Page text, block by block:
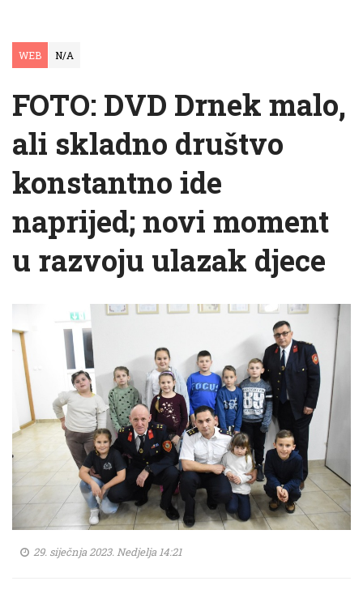
WEB N/A
FOTO: DVD Drnek malo,
ali skladno društvo
konstantno ide
naprijed; novi moment
u razvoju ulazak djece
29. siječnja 2023. Nedjelja 14:21